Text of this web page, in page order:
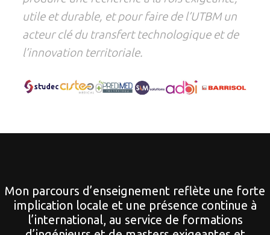
utile et durable, et pour faire de l’UTBM un
acteur clé du transfert technologique et de
l’innovation territoriale.
Mon parcours d’enseignement reflète une forte
implication locale et une présence continue à
l’international, au service de formations